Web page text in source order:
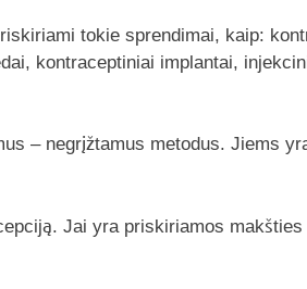
tokie sprendimai, kaip:
kontraceptiniai implantai,
– negrįžtamus metodus. Jiems
Jai yra priskiriamos